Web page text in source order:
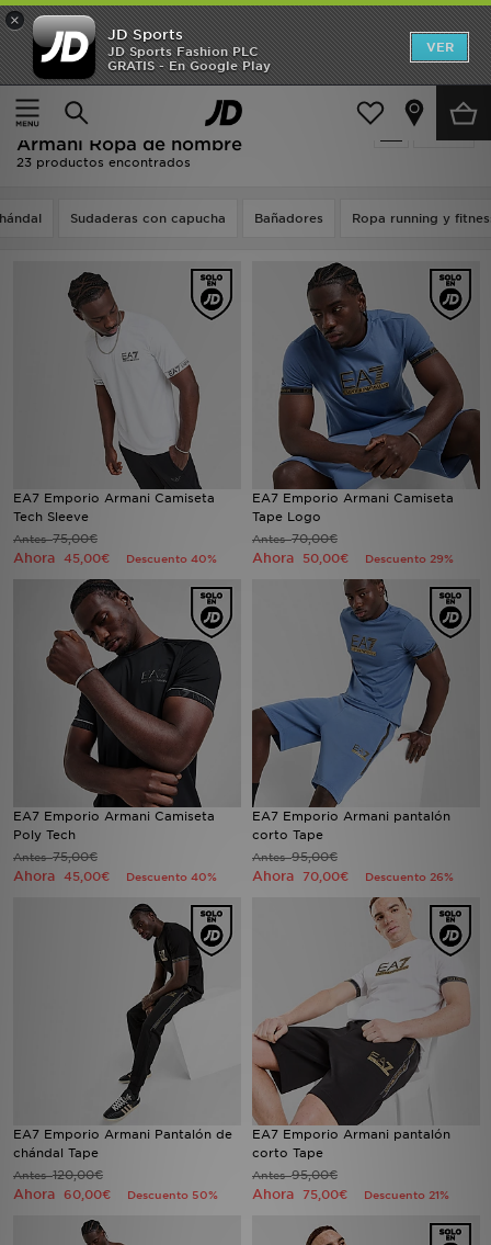
×
JD Sports
JD Sports Fashion PLC
GRATIS - En Google Play
VER
Página principal
Hombre Ropa de hombre
Oferta | Hombre - EA7 Emporio
Armani Ropa de hombre
23 productos encontrados
Sudaderas con capucha Bañadores Ropa running y
EA7 Emporio Armani Camiseta
Tech Sleeve
Antes75,00€
Ahora 45,00€ Descuento 40%
EA7 Emporio Armani Camiseta
Tape Logo
Antes70,00€
Ahora 50,00€ Descuento 29%
EA7 Emporio Armani Camiseta
Poly Tech
Antes75,00€
Ahora 45,00€ Descuento 40%
EA7 Emporio Armani pantalón
corto Tape
Antes95,00€
Ahora 70,00€ Descuento 26%
EA7 Emporio Armani Pantalón de
chándal Tape
Antes120,00€
Ahora 60,00€ Descuento 50%
EA7 Emporio Armani pantalón
corto Tape
Antes95,00€
Ahora 75,00€ Descuento 21%
Hombre
Mujer
Niños
Ver Marcas
Deportes & Fitness
JD Fútbol
TARJETA REGALO
MI JD